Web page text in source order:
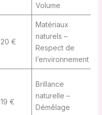
Volume
20 €
Matériaux
naturels –
Respect de
l’environnement
19 €
Brillance
naturelle –
Démêlage